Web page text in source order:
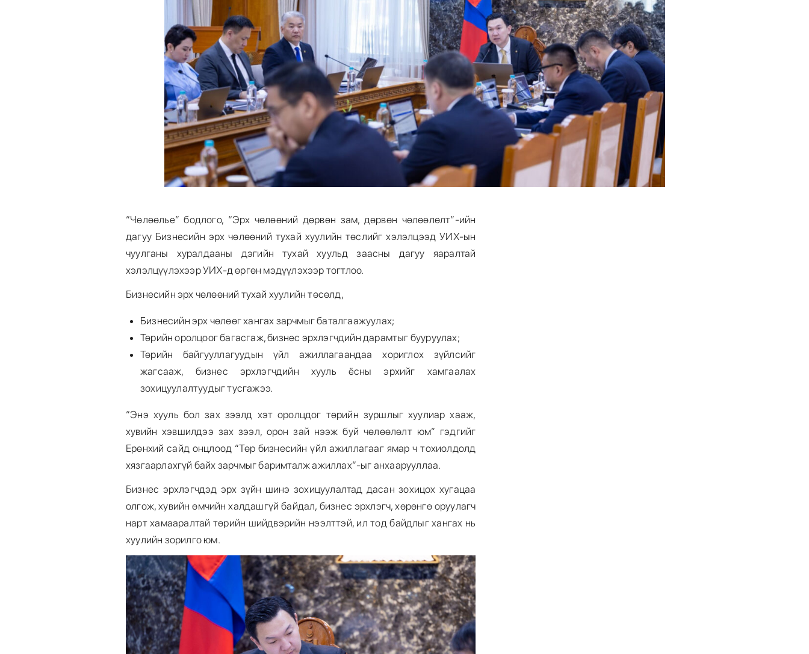
“Чөлөөлье” бодлого, “Эрх чөлөөний дөрвөн зам, дөрвөн чөлөөлөлт”-ийн
дагуу Бизнесийн эрх чөлөөний тухай хуулийн төслийг хэлэлцээд УИХ-ын
чуулганы хуралдааны дэгийн тухай хуульд заасны дагуу яаралтай
хэлэлцүүлэхээр УИХ-д өргөн мэдүүлэхээр тогтлоо.
Бизнесийн эрх чөлөөний тухай хуулийн төсөлд,
Бизнесийн эрх чөлөөг хангах зарчмыг баталгаажуулах;
Төрийн оролцоог багасгаж, бизнес эрхлэгчдийн дарамтыг бууруулах;
Төрийн байгууллагуудын үйл ажиллагаандаа хориглох зүйлсийг
жагсааж, бизнес эрхлэгчдийн хууль ёсны эрхийг хамгаалах
зохицуулалтуудыг тусгажээ.
“Энэ хууль бол зах зээлд хэт оролцдог төрийн зуршлыг хуулиар хааж,
хувийн хэвшилдээ зах зээл, орон зай нээж буй чөлөөлөлт юм” гэдгийг
Ерөнхий сайд онцлоод “Төр бизнесийн үйл ажиллагааг ямар ч тохиолдолд
хязгаарлахгүй байх зарчмыг баримталж ажиллах”-ыг анхаарууллаа.
Бизнес эрхлэгчдэд эрх зүйн шинэ зохицуулалтад дасан зохицох хугацаа
олгож, хувийн өмчийн халдашгүй байдал, бизнес эрхлэгч, хөрөнгө оруулагч
нарт хамааралтай төрийн шийдвэрийн нээлттэй, ил тод байдлыг хангах нь
хуулийн зорилго юм.